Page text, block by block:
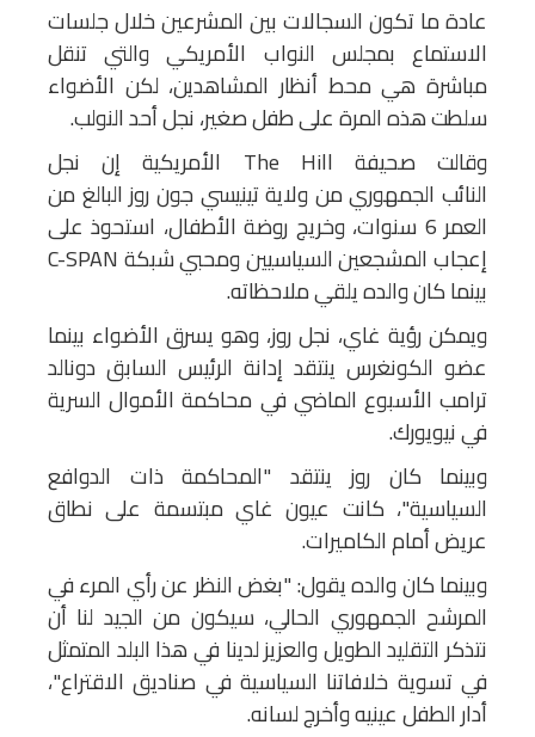
عادة ما تكون السجالات بين المشرعين خلال جلسات
الاستماع بمجلس النواب الأمريكي والتي تنقل
مباشرة هي محط أنظار المشاهدين، لكن الأضواء
سلطت هذه المرة على طفل صغير، نجل أحد النولب.
وقالت صحيفة The Hill الأمريكية إن نجل
النائب الجمهوري من ولاية تينيسي جون روز البالغ من
العمر 6 سنوات، وخريج روضة الأطفال، استحوذ على
إعجاب المشجعين السياسيين ومحبي شبكة C-SPAN
بينما كان والده يلقي ملاحظاته.
ويمكن رؤية غاي، نجل روز، وهو يسرق الأضواء بينما
عضو الكونغرس ينتقد إدانة الرئيس السابق دونالد
ترامب الأسبوع الماضي في محاكمة الأموال السرية
في نيويورك.
وبينما كان روز ينتقد "المحاكمة ذات الدوافع
السياسية"، كانت عيون غاي مبتسمة على نطاق
عريض أمام الكاميرات.
وبينما كان والده يقول: "بغض النظر عن رأي المرء في
المرشح الجمهوري الحالي، سيكون من الجيد لنا أن
نتذكر التقليد الطويل والعزيز لدينا في هذا البلد المتمثل
في تسوية خلافاتنا السياسية في صناديق الاقتراع"،
أدار الطفل عينيه وأخرج لسانه.